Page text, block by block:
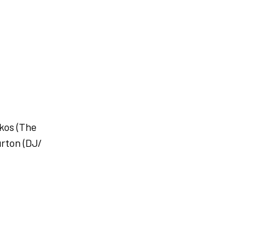
(The
(DJ/